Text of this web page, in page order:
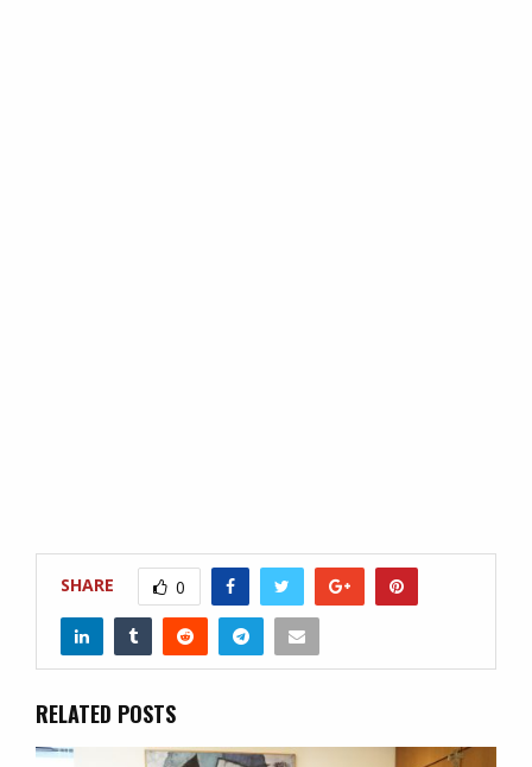
SHARE 0
RELATED POSTS